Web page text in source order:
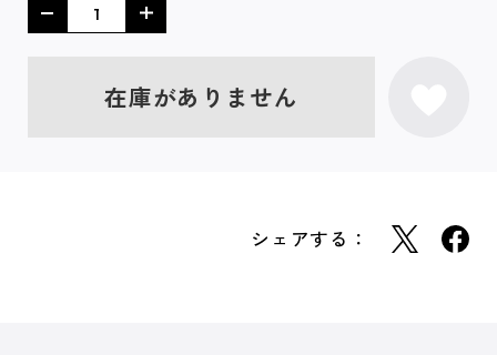
在庫がありません
シェアする：